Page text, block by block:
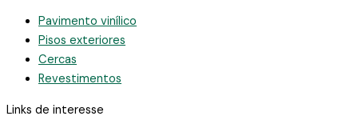
Pavimento vinílico
Pisos exteriores
Cercas
Revestimentos
Links de interesse